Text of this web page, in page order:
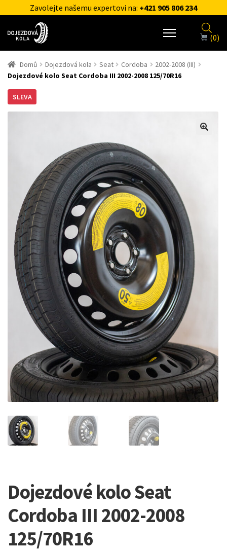
Zavolejte našemu expertovi na: +421 905 806 234
(0)
Domů Dojezdová kola Seat Cordoba
2002-2008 (III)
Dojezdové kolo Seat Cordoba III 2002-2008 125/70R16
SLEVA
Dojezdové kolo Seat
Cordoba III 2002-2008
125/70R16